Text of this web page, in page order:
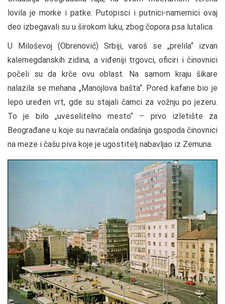
lovila je morke i patke. Putopisci i putnici-namernici ovaj
deo izbegavali su u širokom luku, zbog čopora psa lutalica.
U Miloševoj (Obrenović) Srbiji, varoš se „prelila“ izvan
kalemegdanskih zidina, a viđeniji trgovci, oficiri i činovnici
počeli su da krče ovu oblast. Na samom kraju šikare
nalazila se mehana „Manojlova bašta“. Pored kafane bio je
lepo uređen vrt, gde su stajali čamci za vožnju po jezeru.
To je bilo „uveselitelno mesto“ – prvo izletište za
Beograđane u koje su navraćala ondašnja gospoda činovnici
na meze i čašu piva koje je ugostitelj nabavljao iz Zemuna.